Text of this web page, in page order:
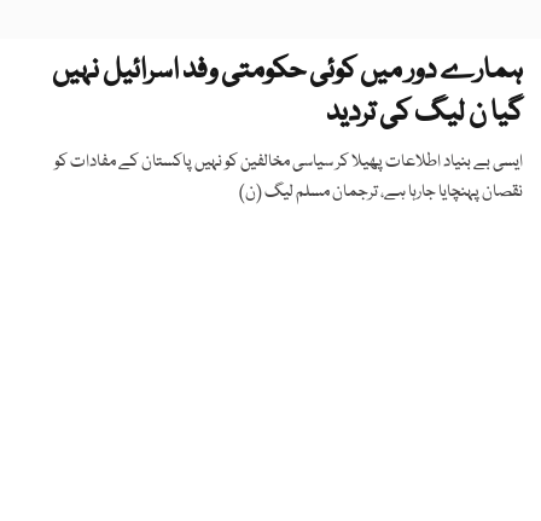
ہمارے دور میں کوئی حکومتی وفد اسرائیل نہیں
گیا ن لیگ کی تردید
ایسی بے بنیاد اطلاعات پھیلا کر سیاسی مخالفین کو نہیں پاکستان کے مفادات کو
نقصان پہنچایا جارہا ہے، ترجمان مسلم لیگ (ن)